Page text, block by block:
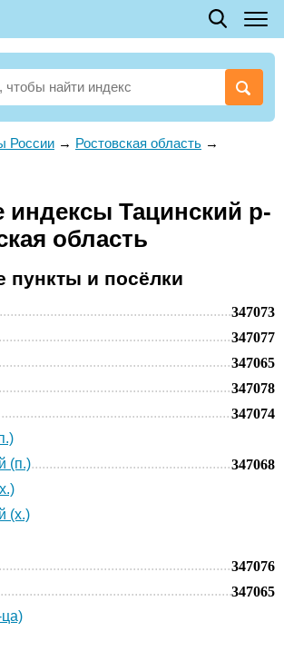
России → Ростовская область →
индексы Тацинский р-
область
пункты и посёлки
347073
347077
347065
347078
347074
(п.)
347068
(х.)
347076
347065